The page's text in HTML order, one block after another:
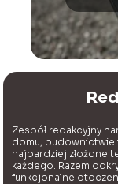
Zespół redakcyjny
domu, budownictwie
najbardziej złożone
każdego. Razem
funkcjonalne